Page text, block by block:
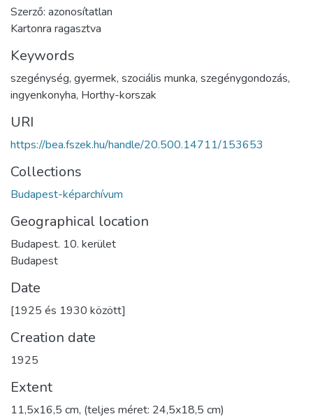
Szerző: azonosítatlan
Kartonra ragasztva
Keywords
szegénység, gyermek, szociális munka, szegénygondozás,
ingyenkonyha, Horthy-korszak
URI
https://bea.fszek.hu/handle/20.500.14711/153653
Collections
Budapest-képarchívum
Geographical location
Budapest. 10. kerület
Budapest
Date
[1925 és 1930 között]
Creation date
1925
Extent
11,5x16,5 cm, (teljes méret: 24,5x18,5 cm)